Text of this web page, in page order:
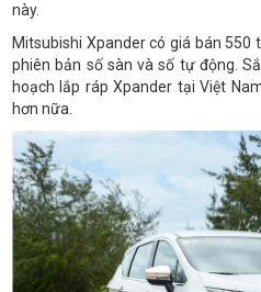
này.
Mitsubishi Xpander có giá bán 550
phiên bản số sàn và số tự động.
hoạch lắp ráp Xpander tại Việt
hơn nữa.